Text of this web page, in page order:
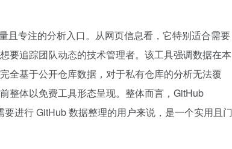
且专注的分析入口。从网页信息看，它特别适合需要
要追踪团队动态的技术管理者。该工具强调数据在本
全基于公开仓库数据，对于私有仓库的分析无法覆
整体以免费工具形态呈现。整体而言，GitHub
进行 GitHub 数据整理的用户来说，是一个实用且门